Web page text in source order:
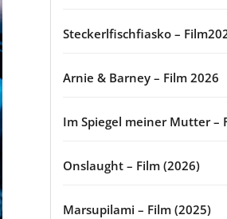
Steckerlfischfiasko –
Arnie & Barney – Film 2026
Im Spiegel meiner Mutter –
Onslaught – Film (2026)
Marsupilami – Film (2025)